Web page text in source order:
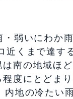
弱いにわか
くまで達す
南の地域ほ
度にとどま
地の冷たい